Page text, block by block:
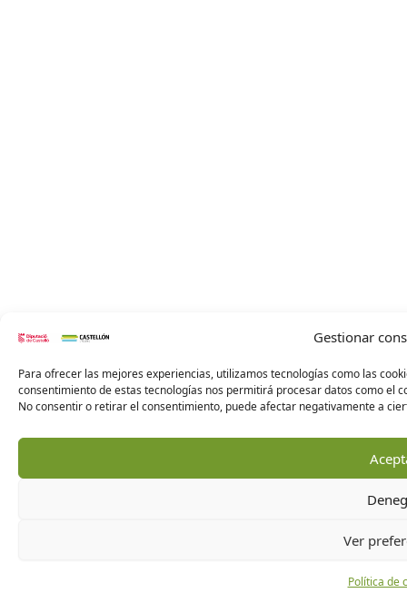
Gestionar
Para ofrecer las mejores experiencias, utilizamos tecnologías como las
consentimiento de estas tecnologías nos permitirá procesar datos como el
No consentir o retirar el consentimiento, puede afectar negativamente a
Ver
Política de